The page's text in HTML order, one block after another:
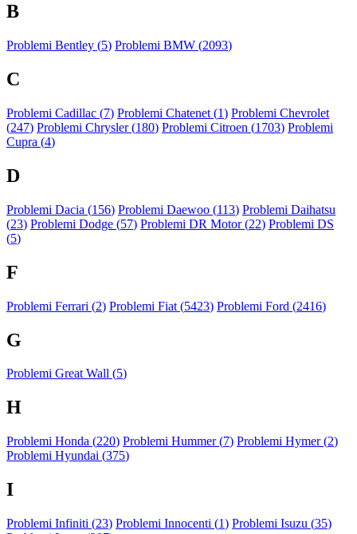
B
Problemi Bentley (5) Problemi BMW (2093)
C
Problemi Cadillac (7) Problemi Chatenet (1) Problemi Chevrolet
(247) Problemi Chrysler (180) Problemi Citroen (1703) Problemi
Cupra (4)
D
Problemi Dacia (156) Problemi Daewoo (113) Problemi Daihatsu
(23) Problemi Dodge (57) Problemi DR Motor (22) Problemi DS
(5)
F
Problemi Ferrari (2) Problemi Fiat (5423) Problemi Ford (2416)
G
Problemi Great Wall (5)
H
Problemi Honda (220) Problemi Hummer (7) Problemi Hymer (2)
Problemi Hyundai (375)
I
Problemi Infiniti (23) Problemi Innocenti (1) Problemi Isuzu (35)